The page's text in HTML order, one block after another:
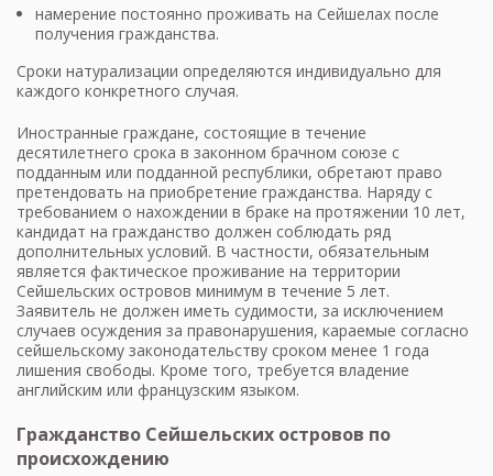
намерение постоянно проживать на Сейшелах после
получения гражданства.
Сроки натурализации определяются индивидуально для
каждого конкретного случая.
Иностранные граждане, состоящие в течение
десятилетнего срока в законном брачном союзе с
подданным или подданной республики, обретают право
претендовать на приобретение гражданства. Наряду с
требованием о нахождении в браке на протяжении 10 лет,
кандидат на гражданство должен соблюдать ряд
дополнительных условий. В частности, обязательным
является фактическое проживание на территории
Сейшельских островов минимум в течение 5 лет.
Заявитель не должен иметь судимости, за исключением
случаев осуждения за правонарушения, караемые согласно
сейшельскому законодательству сроком менее 1 года
лишения свободы. Кроме того, требуется владение
английским или французским языком.
Гражданство Сейшельских островов по
происхождению